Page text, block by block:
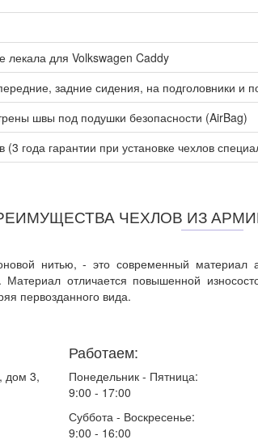
лекала для Volkswagen Caddy
задние сидения, на подголовники и
швы под подушки безопасности (AirBag)
(3 года гарантии при установке чехлов
ЧЕХЛОВ ИЗ
нитью, - это современный материал
Материал отличается повышенной
первозданного вида.
дом 3,
Работаем:
Понедельник - Пятница:
9:00 - 17:00
Суббота - Воскресенье:
9:00 - 16:00